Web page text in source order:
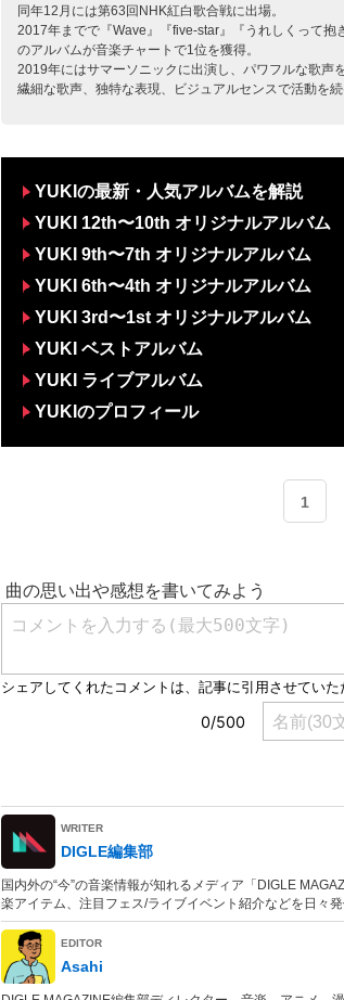
同年12月には第63回NHK紅白歌合戦に出場。
2017年までで『Wave』『five-star』『うれしくって
のアルバムが音楽チャートで1位を獲得。
2019年にはサマーソニックに出演し、パワフルな歌声
繊細な歌声、独特な表現、ビジュアルセンスで活動を続
YUKIの最新・人気アルバムを解説
YUKI 12th〜10th オリジナルアルバム
YUKI 9th〜7th オリジナルアルバム
YUKI 6th〜4th オリジナルアルバム
YUKI 3rd〜1st オリジナルアルバム
YUKI ベストアルバム
YUKI ライブアルバム
YUKIのプロフィール
1
WRITER
DIGLE編集部
国内外の“今”の音楽情報が知れるメディア「DIGLE
楽アイテム、注目フェス/ライブイベント紹介などを日々
EDITOR
Asahi